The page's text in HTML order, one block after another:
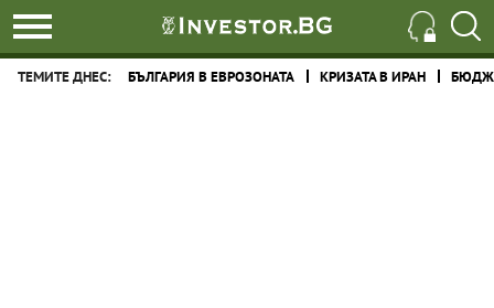
ТЕМИТЕ ДНЕС: БЪЛГАРИЯ В ЕВРОЗОНАТА КРИЗАТА В ИРАН